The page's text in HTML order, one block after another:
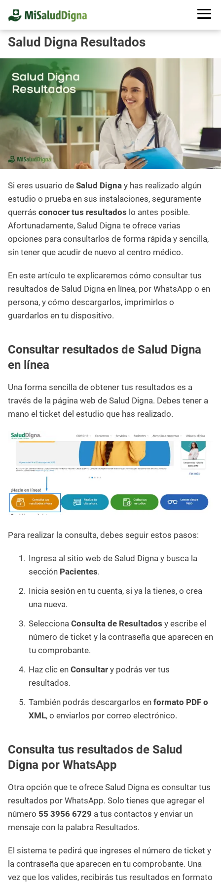
Salud Digna Resultados
Si eres usuario de Salud Digna y has realizado algún
estudio o prueba en sus instalaciones, seguramente
querrás conocer tus resultados lo antes posible.
Afortunadamente, Salud Digna te ofrece varias
opciones para consultarlos de forma rápida y sencilla,
sin tener que acudir de nuevo al centro médico.
En este artículo te explicaremos cómo consultar tus
resultados de Salud Digna en línea, por WhatsApp o en
persona, y cómo descargarlos, imprimirlos o
guardarlos en tu dispositivo.
Consultar resultados de Salud Digna
en línea
Una forma sencilla de obtener tus resultados es a
través de la página web de Salud Digna. Debes tener a
mano el ticket del estudio que has realizado.
Para realizar la consulta, debes seguir estos pasos:
Ingresa al sitio web de Salud Digna y busca la
sección Pacientes.
Inicia sesión en tu cuenta, si ya la tienes, o crea
una nueva.
Selecciona Consulta de Resultados y escribe el
número de ticket y la contraseña que aparecen en
tu comprobante.
Haz clic en Consultar y podrás ver tus
resultados.
También podrás descargarlos en formato PDF o
XML, o enviarlos por correo electrónico.
Consulta tus resultados de Salud
Digna por WhatsApp
Otra opción que te ofrece Salud Digna es consultar tus
resultados por WhatsApp. Solo tienes que agregar el
número 55 3956 6729 a tus contactos y enviar un
mensaje con la palabra Resultados.
El sistema te pedirá que ingreses el número de ticket y
la contraseña que aparecen en tu comprobante. Una
vez que los valides, recibirás tus resultados en formato